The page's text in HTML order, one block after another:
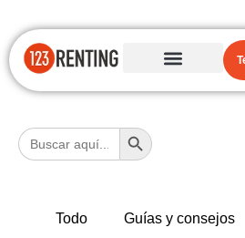
Buscar: Botón de búsqueda
Todo Guías y consejos